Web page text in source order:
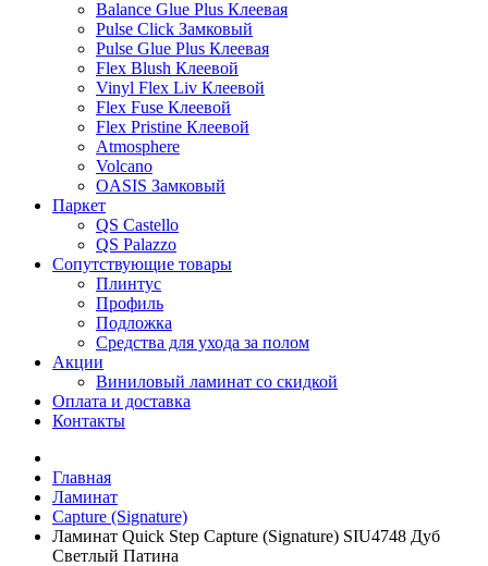
Balance Glue Plus Клеевая
Pulse Click Замковый
Pulse Glue Plus Клеевая
Flex Blush Клеевой
Vinyl Flex Liv Клеевой
Flex Fuse Клеевой
Flex Pristine Клеевой
Atmosphere
Volcano
OASIS Замковый
Паркет
QS Castello
QS Palazzo
Сопутствующие товары
Плинтус
Профиль
Подложка
Средства для ухода за полом
Акции
Виниловый ламинат со скидкой
Оплата и доставка
Контакты
Главная
Ламинат
Capture (Signature)
Ламинат Quick Step Capture (Signature) SIU4748 Дуб
Светлый Патина